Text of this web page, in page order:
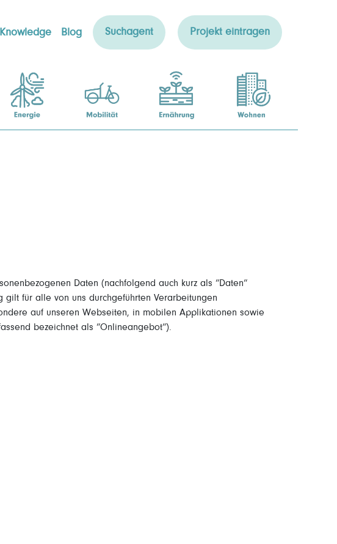
Knowledge Blog Suchagent Projekt eintragen
Daten (nachfolgend auch kurz als “Daten“
gilt für alle von uns durchgeführten Verarbeitungen
auf unseren Webseiten, in mobilen Applikationen sowie
bezeichnet als “Onlineangebot“).